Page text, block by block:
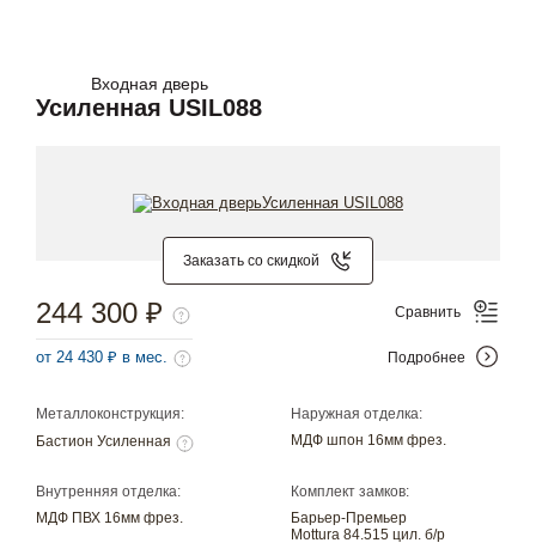
Входная дверь
Усиленная USIL088
Заказать со скидкой
Металлоконструкция:
Бастион Усиленная
Наружная отделка:
МДФ шпон 16мм фрез.
Внутренняя отделка:
МДФ ПВХ 16мм фрез.
Комплект замков:
Барьер-Премьер
Mottura 84.515 цил. б/р
244 300 ₽
от 24 430 ₽ в мес.
Сравнить
Подробнее